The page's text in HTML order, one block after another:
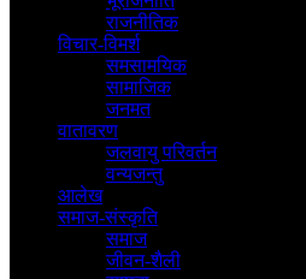
राजनीतिक
विचार-विमर्श
समसामयिक
सामाजिक
जनमत
वातावरण
जलवायु परिवर्तन
वन्यजन्तु
आलेख
समाज-संस्कृति
समाज
जीवन-शैली